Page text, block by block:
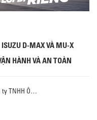
D-MAX VÀ MU-X
HÀNH VÀ AN TOÀN
ty TNHH Ô…